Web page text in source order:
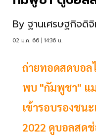
By ฐานเศรษฐกิจดิ
02 ม.ค. 66 | 14:36 น.
ถ่ายทอดสดบอ
พบ "กัมพูชา" แ
เข้ารอบรองชน
2022 ดูบอลสดช่